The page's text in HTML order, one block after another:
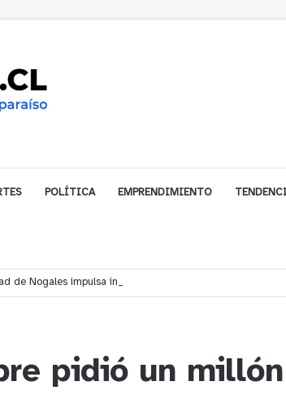
POLÍTICA EMPRENDIMIENTO
de Nogales impulsa inversión de más de $125 millones
pidió un